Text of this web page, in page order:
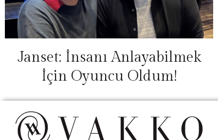
Janset: İnsanı Anlayabilmek
İçin Oyuncu Oldum!